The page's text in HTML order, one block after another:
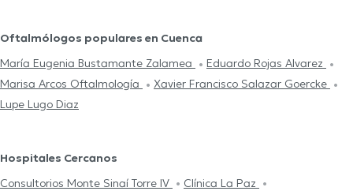
Oftalmólogos populares en Cuenca
María Eugenia Bustamante Zalamea
Eduardo Rojas Alvarez
Marisa Arcos Oftalmología
Xavier Francisco Salazar Goercke
Lupe Lugo Diaz
Hospitales Cercanos
Consultorios Monte Sinaí Torre IV
Clínica La Paz